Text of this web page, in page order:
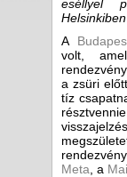
eséllyel
A
volt,
a zsüri
tíz
Meta , a